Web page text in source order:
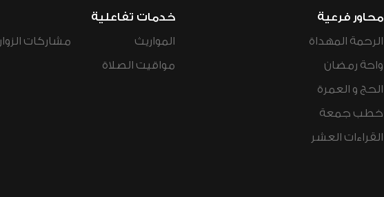
محاور فرعية
الرحمة المهداة
واحة رمضان
الحج و العمرة
خطب جمعة
القراءات العشر
خدمات تفاعلية
المواريث
مواقيت الصلاة
مشاركات الزوار